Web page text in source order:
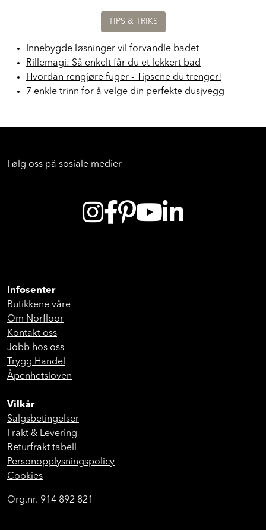
TIPS & TRIKS
Innebygde løsninger vil forvandle badet
Rillemagi: Så enkelt får du et lekkert bad
Hvordan rengjøre fuger - Tipsene du trenger!
7 enkle trinn for å velge din perfekte dusjvegg
Følg oss på sosiale medier
Infosenter
Butikkene våre
Om Norfloor
Kontakt oss
Jobb hos oss
Trygg Handel
Åpenhetsloven
Vilkår
Salgsbetingelser
Frakt & Levering
Returfrakt tabell
Personopplysningspolicy
Cookies
Org.nr. 914 892 821